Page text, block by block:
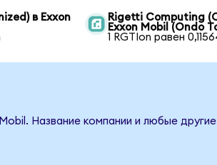
в Exxon
Rigetti Computing
Exxon Mobil (Ondo
1 RGTIon равен
Название компании и любые другие